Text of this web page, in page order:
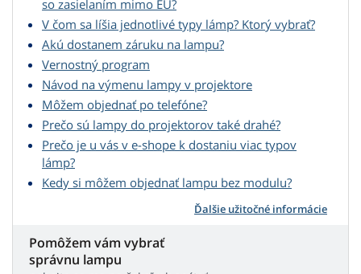
so zasielaním mimo EÚ?
V čom sa líšia jednotlivé typy lámp? Ktorý vybrať?
Akú dostanem záruku na lampu?
Vernostný program
Návod na výmenu lampy v projektore
Môžem objednať po telefóne?
Prečo sú lampy do projektorov také drahé?
Prečo je u vás v e-shope k dostaniu viac typov
lámp?
Kedy si môžem objednať lampu bez modulu?
Ďalšie užitočné informácie
Pomôžem vám vybrať
správnu lampu